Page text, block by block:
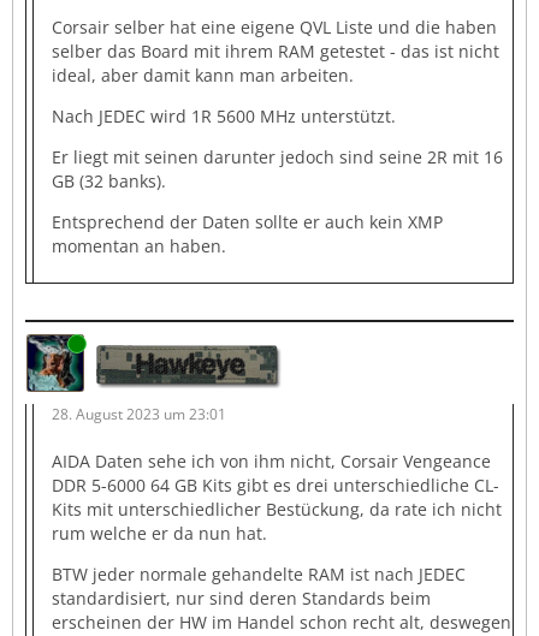
Corsair selber hat eine eigene QVL Liste und die haben
selber das Board mit ihrem RAM getestet - das ist nicht
ideal, aber damit kann man arbeiten.
Nach JEDEC wird 1R 5600 MHz unterstützt.
Er liegt mit seinen darunter jedoch sind seine 2R mit 16
GB (32 banks).
Entsprechend der Daten sollte er auch kein XMP
momentan an haben.
Online
Hawkeye
28. August 2023 um 23:01
AIDA Daten sehe ich von ihm nicht, Corsair Vengeance
DDR 5-6000 64 GB Kits gibt es drei unterschiedliche CL-
Kits mit unterschiedlicher Bestückung, da rate ich nicht
rum welche er da nun hat.
BTW jeder normale gehandelte RAM ist nach JEDEC
standardisiert, nur sind deren Standards beim
erscheinen der HW im Handel schon recht alt, deswegen